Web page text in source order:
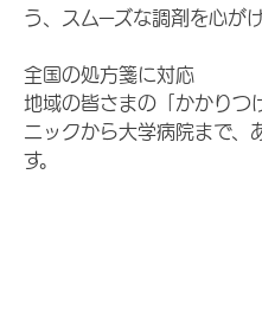
う、スムーズな調剤を心が
全国の処方箋に対応
地域の皆さまの「かかりつ
ニックから大学病院まで、
す。